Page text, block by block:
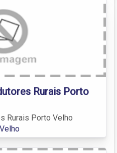
Rurais Porto
Rurais Porto Velho